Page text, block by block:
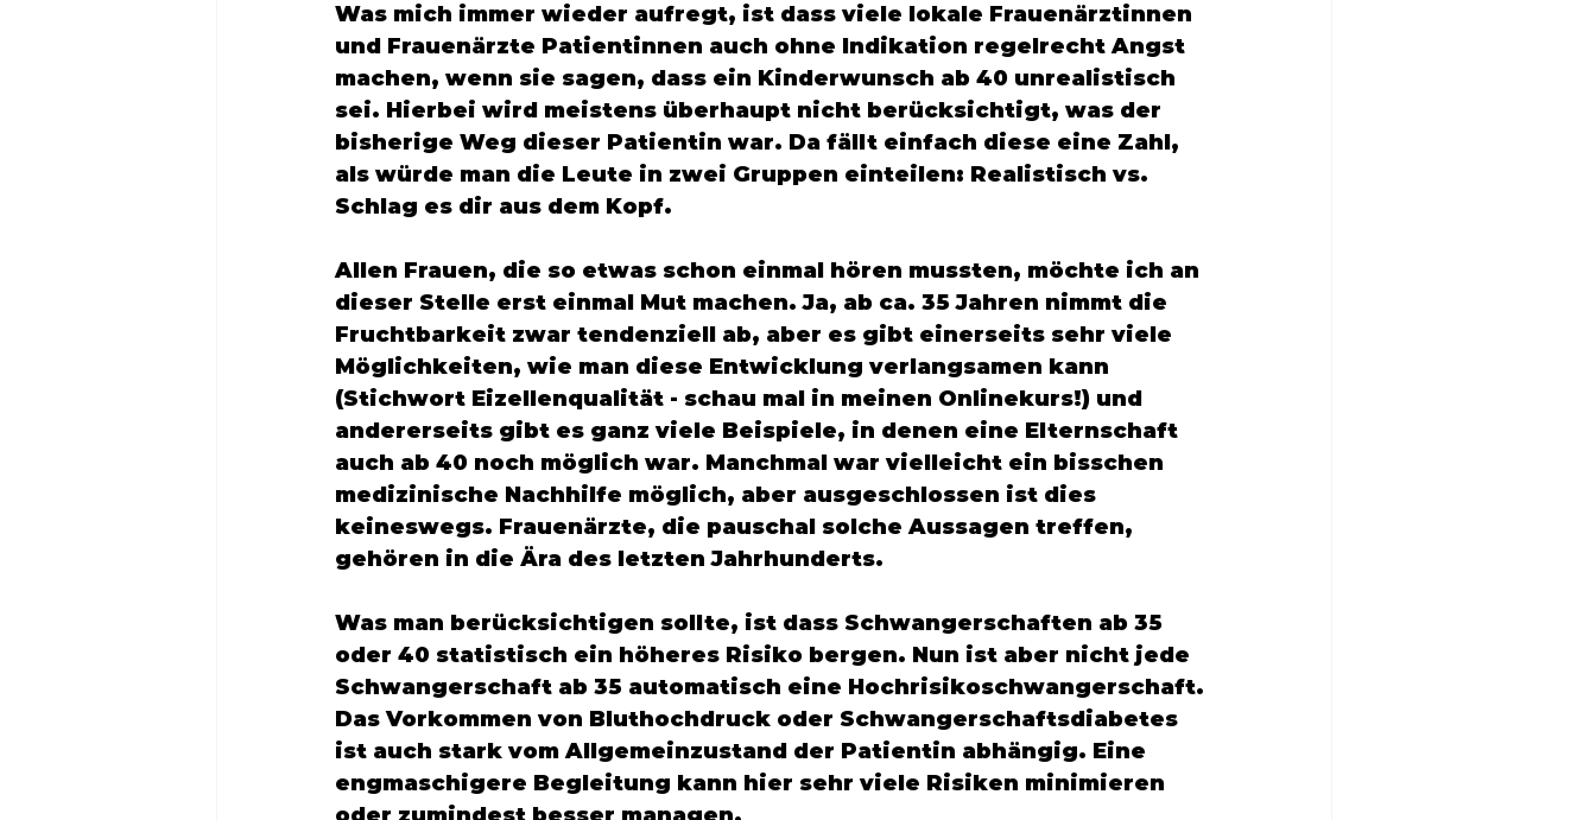
Was mich immer wieder aufregt, ist dass viele lokale Frauenärztinnen
und Frauenärzte Patientinnen auch ohne Indikation regelrecht Angst
machen, wenn sie sagen, dass ein Kinderwunsch ab 40 unrealistisch
sei. Hierbei wird meistens überhaupt nicht berücksichtigt, was der
bisherige Weg dieser Patientin war. Da fällt einfach diese eine Zahl,
als würde man die Leute in zwei Gruppen einteilen: Realistisch vs.
Schlag es dir aus dem Kopf.
Allen Frauen, die so etwas schon einmal hören mussten, möchte ich an
dieser Stelle erst einmal Mut machen. Ja, ab ca. 35 Jahren nimmt die
Fruchtbarkeit zwar tendenziell ab, aber es gibt einerseits sehr viele
Möglichkeiten, wie man diese Entwicklung verlangsamen kann
(Stichwort Eizellenqualität - schau mal in meinen Onlinekurs!) und
andererseits gibt es ganz viele Beispiele, in denen eine Elternschaft
auch ab 40 noch möglich war. Manchmal war vielleicht ein bisschen
medizinische Nachhilfe möglich, aber ausgeschlossen ist dies
keineswegs. Frauenärzte, die pauschal solche Aussagen treffen,
gehören in die Ära des letzten Jahrhunderts.
Was man berücksichtigen sollte, ist dass Schwangerschaften ab 35
oder 40 statistisch ein höheres Risiko bergen. Nun ist aber nicht jede
Schwangerschaft ab 35 automatisch eine Hochrisikoschwangerschaft.
Das Vorkommen von Bluthochdruck oder Schwangerschaftsdiabetes
ist auch stark vom Allgemeinzustand der Patientin abhängig. Eine
engmaschigere Begleitung kann hier sehr viele Risiken minimieren